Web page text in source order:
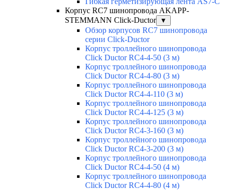
Корпус RC7 шинопровода AKAPP-
STEMMANN Click-Ductor
▼
Обзор корпусов RC7 шинопровода
серии Click-Ductor
Корпус троллейного шинопровода
Click Ductor RC4-4-50 (3 м)
Корпус троллейного шинопровода
Click Ductor RC4-4-80 (3 м)
Корпус троллейного шинопровода
Click Ductor RC4-4-110 (3 м)
Корпус троллейного шинопровода
Click Ductor RC4-4-125 (3 м)
Корпус троллейного шинопровода
Click Ductor RC4-3-160 (3 м)
Корпус троллейного шинопровода
Click Ductor RC4-3-200 (3 м)
Корпус троллейного шинопровода
Click Ductor RC4-4-50 (4 м)
Корпус троллейного шинопровода
Click Ductor RC4-4-80 (4 м)